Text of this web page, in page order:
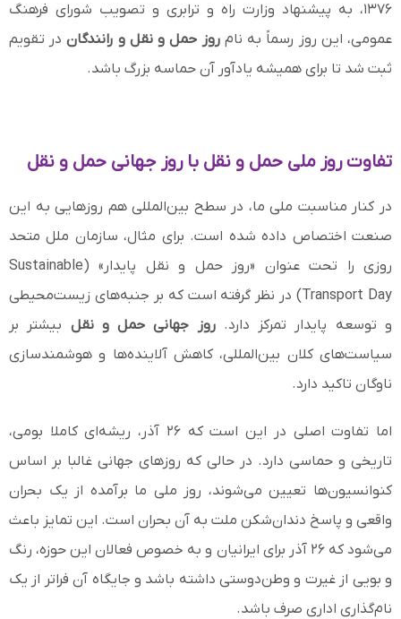
۱۳۷۶، به پیشنهاد وزارت راه و ترابری و تصویب شورای فرهنگ
عمومی، این روز رسماً به نامروز حمل و نقل و رانندگاندر تقویم
ثبت شد تا برای همیشه یادآور آن حماسه بزرگ باشد.
تفاوت روز ملی حمل و نقل با روز جهانی حمل و نقل
در کنار مناسبت ملی ما، در سطح بین‌المللی هم روزهایی به این
صنعت اختصاص داده شده است. برای مثال، سازمان ملل متحد
روزی را تحت عنوان «روز حمل و نقل پایدار» (Sustainable
Transport Day) در نظر گرفته است که بر جنبه‌های زیست‌محیطی
و توسعه پایدار تمرکز دارد.روز جهانی حمل و نقل بیشتر بر
سیاست‌های کلان بین‌المللی، کاهش آلاینده‌ها و هوشمندسازی
ناوگان تاکید دارد.
اما تفاوت اصلی در این است که ۲۶ آذر، ریشه‌ای کاملا بومی،
تاریخی و حماسی دارد. در حالی که روزهای جهانی غالبا بر اساس
کنوانسیون‌ها تعیین می‌شوند، روز ملی ما برآمده از یک بحران
واقعی و پاسخ دندان‌شکن ملت به آن بحران است. این تمایز باعث
می‌شود که ۲۶ آذر برای ایرانیان و به خصوص فعالان این حوزه، رنگ
و بویی از غیرت و وطن‌دوستی داشته باشد و جایگاه آن فراتر از یک
نام‌گذاری اداری صرف باشد.